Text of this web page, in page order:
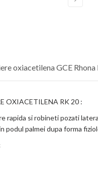
oxiacetilena GCE Rhona
OXIACETILENA RK 20 :
rapida si robineti pozati
podul palmei dupa forma